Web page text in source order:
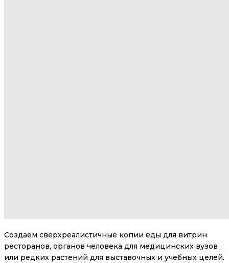
Создаем сверхреалистичные копии еды для витрин
ресторанов, органов человека для медицинских вузов
или редких растений для выставочных и учебных целей.